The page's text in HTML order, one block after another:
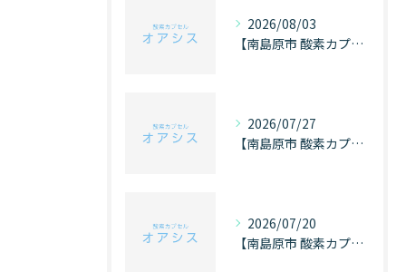
2026/08/03
【南島原市 酸素カプセル オアシス】ケガと酸素
2026/07/27
【南島原市 酸素カプセル オアシス】目の疲れ
2026/07/20
【南島原市 酸素カプセル オアシス】飲酒と酸素